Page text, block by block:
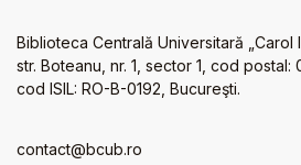
Biblioteca Centrală Universitară „Carol
str. Boteanu, nr. 1, sector 1, cod postal:
cod ISIL: RO-B-0192, Bucureşti.
contact@bcub.ro